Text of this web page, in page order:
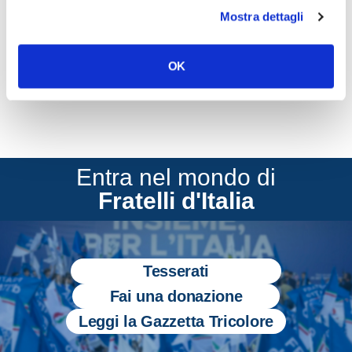
Mostra dettagli
OK
CONDIVIDI
Entra nel mondo di
Fratelli d'Italia
Tesserati
Fai una donazione
Leggi la Gazzetta Tricolore